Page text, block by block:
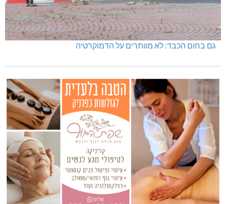
גם בחום הכבד: לא מוותרים על הדמוקרטיה